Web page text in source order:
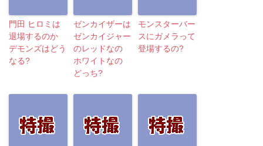
門田 ヒロミは
退場するのか
デモンズはどう
なる?
ゼンカイザーは
ゼンカイジャー
のレッドなの
ホワイトなの
どっち?
モンスターバー
スにガメラって
登場するの?